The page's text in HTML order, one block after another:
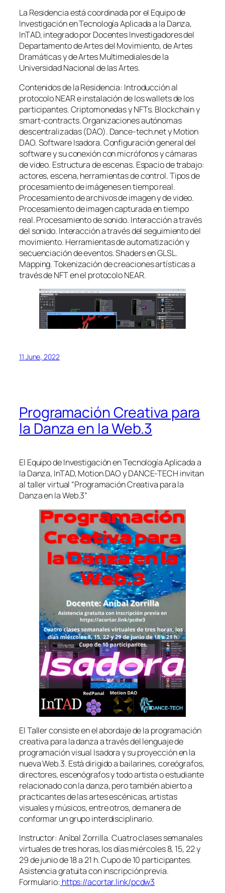
La Residencia está coordinada por el Equipo de
Investigación en Tecnología Aplicada a la Danza,
InTAD, integrado por Docentes Investigadores del
Departamento de Artes del Movimiento, de Artes
Dramáticas y de Artes Multimediales de la
Universidad Nacional de las Artes.
Contenidos de la Residencia: Introducción al
protocolo NEAR e instalación de los wallets de los
participantes. Criptomonedas y NFTs. Blockchain y
smart-contracts. Organizaciones autónomas
descentralizadas (DAO). Dance-tech.net y Motion
DAO. Software Isadora. Configuración general del
software y su conexión con micrófonos y cámaras
de video. Estructura de escenas. Espacio de trabajo:
actores, escena, herramientas de control. Tipos de
procesamiento de imágenes en tiempo real.
Procesamiento de archivos de imagen y de video.
Procesamiento de imagen capturada en tiempo
real. Procesamiento de sonido. Interacción a través
del sonido. Interacción a través del seguimiento del
movimiento. Herramientas de automatización y
secuenciación de eventos. Shaders en GLSL.
Mapping. Tokenización de creaciones artísticas a
través de NFT en el protocolo NEAR.
11 June, 2022
Programación Creativa para
la Danza en la Web.3
El Equipo de Investigación en Tecnología Aplicada a
la Danza, InTAD, Motion DAO y DANCE-TECH invitan
al taller virtual “Programación Creativa para la
Danza en la Web.3”
El Taller consiste en el abordaje de la programación
creativa para la danza a través del lenguaje de
programación visual Isadora y su proyección en la
nueva Web.3. Está dirigido a bailarines, coreógrafos,
directores, escenógrafos y todo artista o estudiante
relacionado con la danza, pero también abierto a
practicantes de las artes escénicas, artistas
visuales y músicos, entre otros, de manera de
conformar un grupo interdisciplinario.
Instructor: Aníbal Zorrilla. Cuatro clases semanales
virtuales de tres horas, los días miércoles 8, 15, 22 y
29 de junio de 18 a 21 h. Cupo de 10 participantes.
Asistencia gratuita con inscripción previa.
Formulario: https://acortar.link/pcdw3